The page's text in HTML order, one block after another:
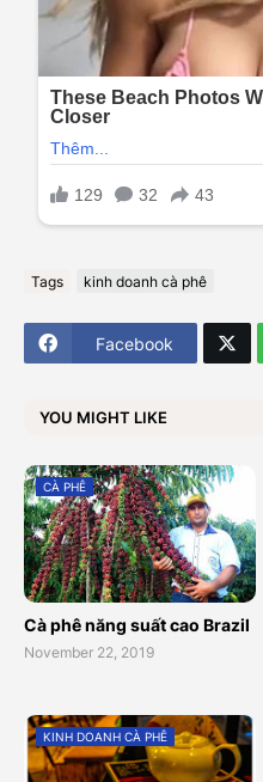
Tags kinh doanh cà phê
Facebook
YOU MIGHT LIKE
CÀ PHÊ
Cà phê năng suất cao Brazil
November 22, 2019
KINH DOANH CÀ PHÊ